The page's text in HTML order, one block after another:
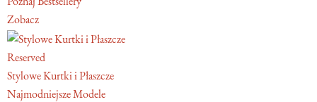
Zobacz
Reserved
Stylowe Kurtki i Płaszcze
Najmodniejsze Modele